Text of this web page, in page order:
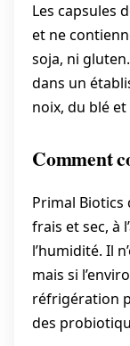
Les capsules
et ne
soja, ni
dans un
noix, du blé et
Comment
Primal Biotics
frais et sec, à
l’humidité. Il
mais si
réfrigération
des